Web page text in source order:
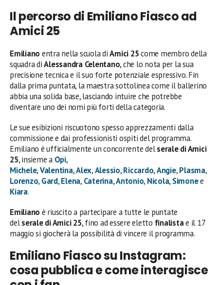
Il percorso di Emiliano Fiasco ad
Amici 25
Emiliano entra nella scuola diAmici 25come membro della
squadra diAlessandra Celentano, che lo nota per la sua
precisione tecnica e il suo forte potenziale espressivo. Fin
dalla prima puntata, la maestra sottolinea come il ballerino
abbia una solida base, lasciando intuire che potrebbe
diventare uno dei nomi più forti della categoria.
Le sue esibizioni riscuotono spesso apprezzamenti dalla
commissione e dai professionisti ospiti del programma.
Emiliano è ufficialmente un concorrente delserale di Amici
25, insieme a Opi,
Michele,Valentina,Alex,Alessio,Riccardo,Angie,Plasma,
Lorenzo, Gard,Elena, Caterina,Antonio, Nicola, Simonee
Kiara.
Emiliano è riuscito a partecipare a tutte le puntate
delserale di Amici 25, fino ad essere eletto finalistae il 17
maggio si giocherà la possibilità di vincere il programma.
Emiliano Fiasco su Instagram:
cosa pubblica e come interagisce